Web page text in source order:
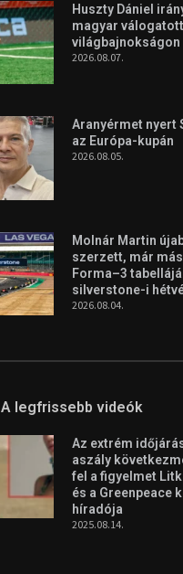
Huszty Dániel
magyar
világbajnokságon
2026.08.07.
Aranyérmet nyert
az Európa-kupán
2026.08.05.
Molnár Martin
szerzett, már
Forma–3
silverstone-i
2026.08.04.
A legfrissebb videók
Az extrém
aszály
fel a figyelmet
és a Greenpeace
híradója
2025.08.14.